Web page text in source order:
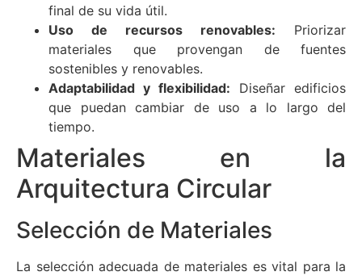
final de su vida útil.
Uso de recursos renovables: Priorizar
materiales que provengan de fuentes
sostenibles y renovables.
Adaptabilidad y flexibilidad: Diseñar edificios
que puedan cambiar de uso a lo largo del
tiempo.
Materiales en la
Arquitectura Circular
Selección de Materiales
La selección adecuada de materiales es vital para la